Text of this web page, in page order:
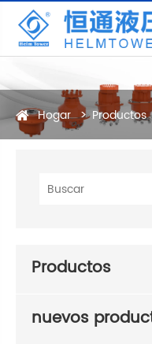
Hogar Productos
Productos
nuevos